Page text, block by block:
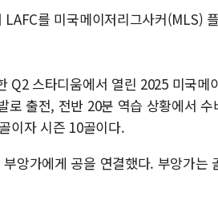
"일부 존치"
[AI 카드뉴스
를 미국메이저리그사커(MLS)
Q2 스타디움에서 열린 2025 미국메
로 출전, 전반 20분 역습 상황에서 수
이자 시즌 10골이다.
앙가에게 공을 연결했다. 부앙가는